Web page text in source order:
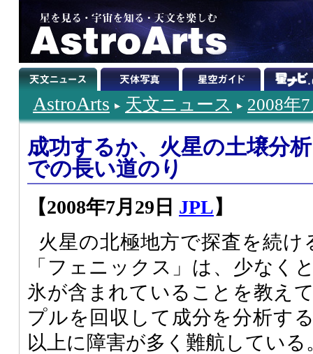
AstroArts 天文ニュース 2008年
成功するか、火星の土壌分
での長い道のり
【2008年7月29日 JPL】
火星の北極地方で探査を続け
「フェニックス」は、少なく
氷が含まれていることを教え
プルを回収して成分を分析す
以上に障害が多く難航している